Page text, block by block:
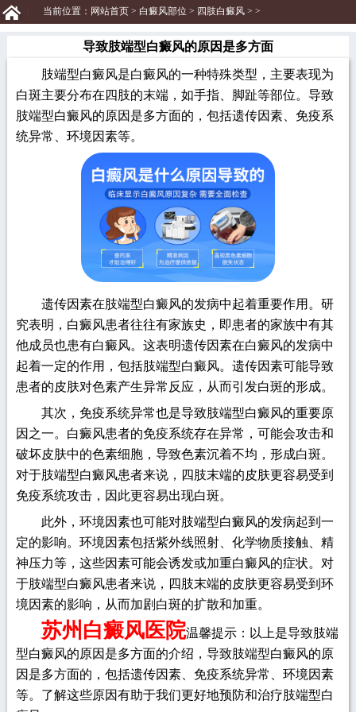
当前位置： 网站首页> 白癜风部位 > 四肢白癜风> >
导致肢端型白癜风的原因是多方面
肢端型白癜风是白癜风的一种特殊类型，主要表现为
白斑主要分布在四肢的末端，如手指、脚趾等部位。导致
肢端型白癜风的原因是多方面的，包括遗传因素、免疫系
统异常、环境因素等。
遗传因素在肢端型白癜风的发病中起着重要作用。研
究表明，白癜风患者往往有家族史，即患者的家族中有其
他成员也患有白癜风。这表明遗传因素在白癜风的发病中
起着一定的作用，包括肢端型白癜风。遗传因素可能导致
患者的皮肤对色素产生异常反应，从而引发白斑的形成。
其次，免疫系统异常也是导致肢端型白癜风的重要原
因之一。白癜风患者的免疫系统存在异常，可能会攻击和
破坏皮肤中的色素细胞，导致色素沉着不均，形成白斑。
对于肢端型白癜风患者来说，四肢末端的皮肤更容易受到
免疫系统攻击，因此更容易出现白斑。
此外，环境因素也可能对肢端型白癜风的发病起到一
定的影响。环境因素包括紫外线照射、化学物质接触、精
神压力等，这些因素可能会诱发或加重白癜风的症状。对
于肢端型白癜风患者来说，四肢末端的皮肤更容易受到环
境因素的影响，从而加剧白斑的扩散和加重。
苏州白癜风医院温馨提示：以上是导致肢端
型白癜风的原因是多方面的介绍，导致肢端型白癜风的原
因是多方面的，包括遗传因素、免疫系统异常、环境因素
等。了解这些原因有助于我们更好地预防和治疗肢端型白